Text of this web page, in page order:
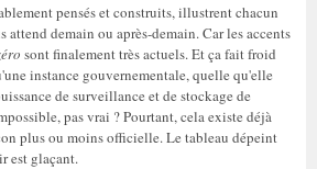
pensés et construits, illustrent chacun
attend demain ou après-demain. Car les accents
sont finalement très actuels. Et ça fait froid
instance gouvernementale, quelle qu'elle
de surveillance et de stockage de
pas vrai ? Pourtant, cela existe déjà
plus ou moins officielle. Le tableau dépeint
est glaçant.